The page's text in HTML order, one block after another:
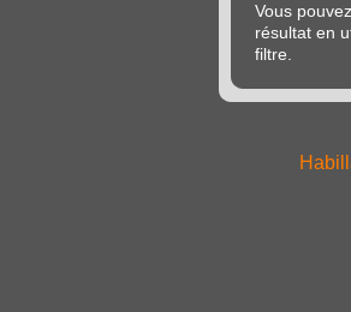
Frame It
Fresh
Go Bold
Go Off
Hardline
Vous
résultat en
filtre.